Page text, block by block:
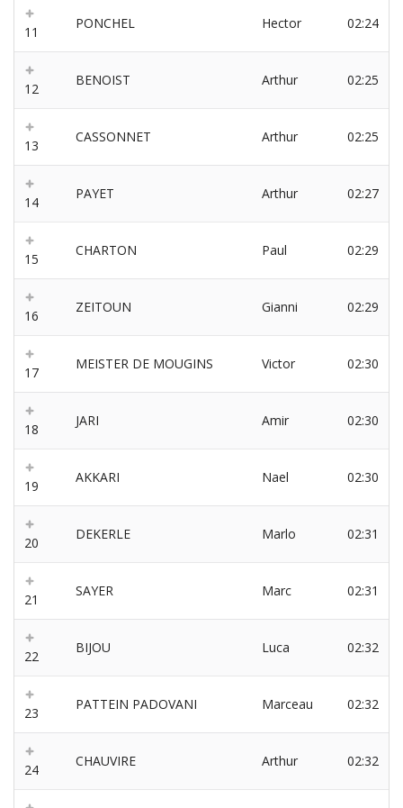
11
PONCHEL Hector 02:24
12
BENOIST Arthur 02:25
13
CASSONNET Arthur 02:25
14
PAYET Arthur 02:27
15
CHARTON Paul 02:29
16
ZEITOUN Gianni 02:29
17
MEISTER DE MOUGINS Victor 02:30
18
JARI Amir 02:30
19
AKKARI Nael 02:30
20
DEKERLE Marlo 02:31
21
SAYER Marc 02:31
22
BIJOU Luca 02:32
23
PATTEIN PADOVANI Marceau 02:32
24
CHAUVIRE Arthur 02:32